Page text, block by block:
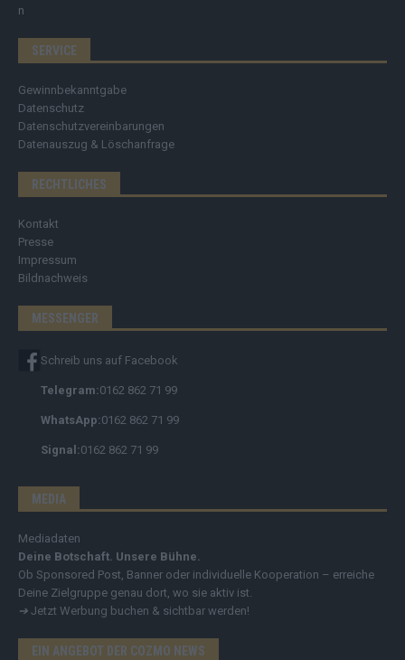
SERVICE
Gewinnbekanntgabe
Datenschutz
Datenschutzvereinbarungen
Datenauszug & Löschanfrage
RECHTLICHES
Kontakt
Presse
Impressum
Bildnachweis
MESSENGER
Schreib uns auf Facebook
Telegram:0162 862 71 99
WhatsApp:0162 862 71 99
Signal:0162 862 71 99
MEDIA
Mediadaten
Deine Botschaft. Unsere Bühne.
Ob Sponsored Post, Banner oder individuelle Kooperation – erreiche
Deine Zielgruppe genau dort, wo sie aktiv ist.
➔ Jetzt Werbung buchen & sichtbar werden!
EIN ANGEBOT DER COZMO NEWS